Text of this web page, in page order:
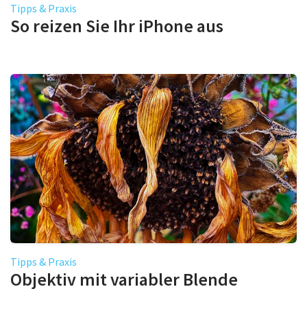
Tipps & Praxis
So reizen Sie Ihr iPhone aus
Tipps & Praxis
Objektiv mit variabler Blende